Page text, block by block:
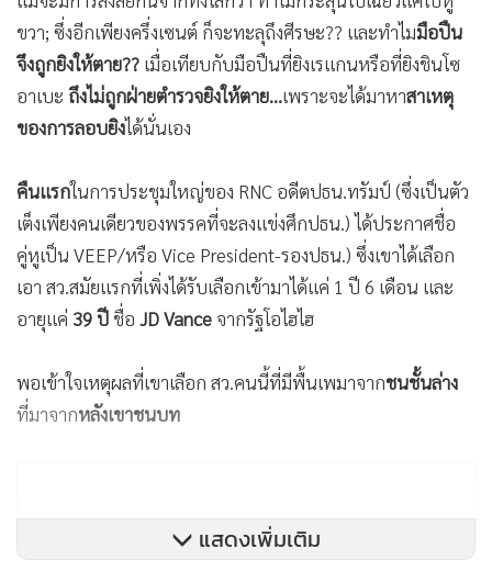
ขวา; ซึ่งอีกเพียงครึ่งเซนต์ ก็จะทะลุถึงศีรษะ?? และทำไมมือปืน
จึงถูกยิงให้ตาย?? เมื่อเทียบกับมือปืนที่ยิงเรแกนหรือที่ยิงชินโซ
อาเบะ ถึงไม่ถูกฝ่ายตำรวจยิงให้ตาย…เพราะจะได้มาหาสาเหตุ
ของการลอบยิงได้นั่นเอง
คืนแรกในการประชุมใหญ่ของ RNC อดีตปธน.ทรัมป์ (ซึ่งเป็นตัว
เต็งเพียงคนเดียวของพรรคที่จะลงแข่งศึกปธน.) ได้ประกาศชื่อ
คู่หูเป็น VEEP/หรือ Vice President-รองปธน.) ซึ่งเขาได้เลือก
เอา สว.สมัยแรกที่เพิ่งได้รับเลือกเข้ามาได้แค่ 1 ปี 6 เดือน และ
อายุแค่ 39 ปีชื่อ JD Vance จากรัฐโอไฮไฮ
พอเข้าใจเหตุผลที่เขาเลือก สว.คนนี้ที่มีพื้นเพมาจากชนชั้นล่าง
ที่มาจากหลังเขาชนบท
แสดงเพิ่มเติม